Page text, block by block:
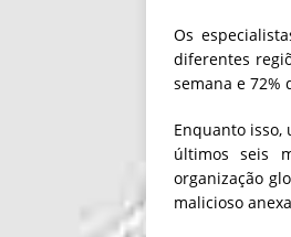
Os
diferentes
semana e 72%
Enquanto isso,
últimos seis
organização
malicioso